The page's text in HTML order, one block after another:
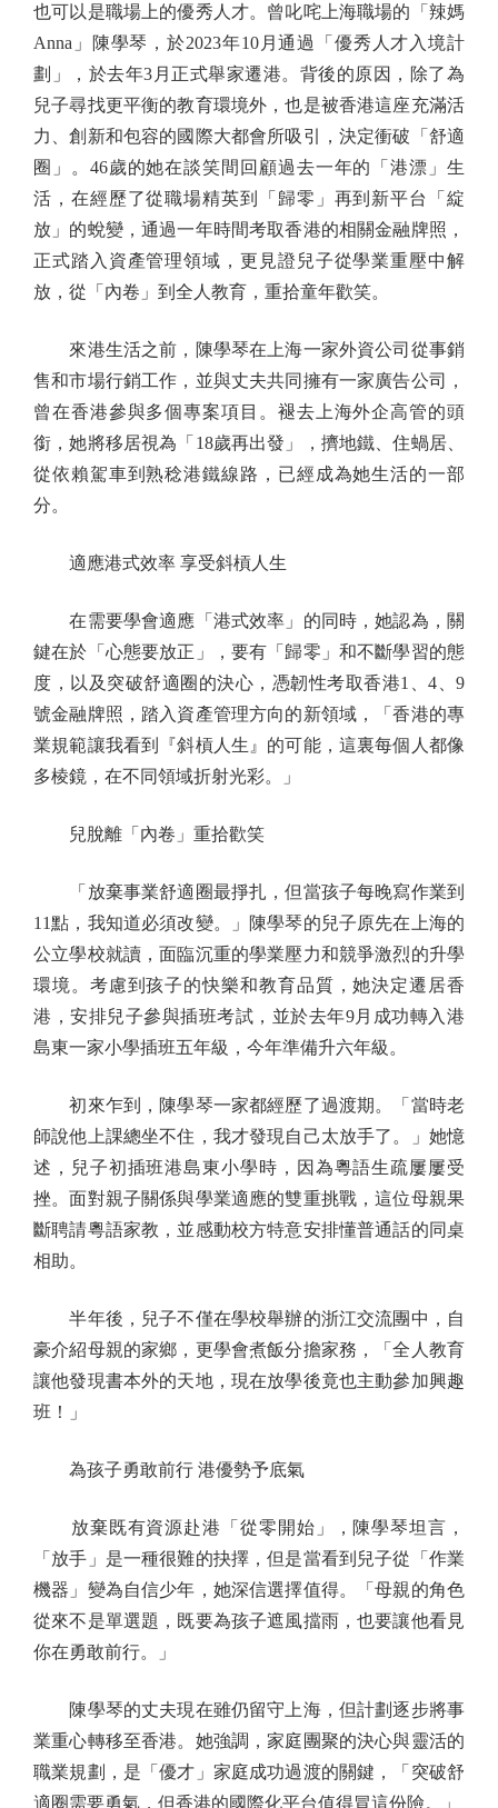
也可以是職場上的優秀人才。曾叱咤上海職場的「辣媽
Anna」陳學琴，於2023年10月通過「優秀人才入境計
劃」，於去年3月正式舉家遷港。背後的原因，除了為
兒子尋找更平衡的教育環境外，也是被香港這座充滿活
力、創新和包容的國際大都會所吸引，決定衝破「舒適
圈」。46歲的她在談笑間回顧過去一年的「港漂」生
活，在經歷了從職場精英到「歸零」再到新平台「綻
放」的蛻變，通過一年時間考取香港的相關金融牌照，
正式踏入資產管理領域，更見證兒子從學業重壓中解
放，從「內卷」到全人教育，重拾童年歡笑。
來港生活之前，陳學琴在上海一家外資公司從事銷
售和市場行銷工作，並與丈夫共同擁有一家廣告公司，
曾在香港參與多個專案項目。褪去上海外企高管的頭
銜，她將移居視為「18歲再出發」，擠地鐵、住蝸居、
從依賴駕車到熟稔港鐵線路，已經成為她生活的一部
分。
適應港式效率 享受斜槓人生
在需要學會適應「港式效率」的同時，她認為，關
鍵在於「心態要放正」，要有「歸零」和不斷學習的態
度，以及突破舒適圈的決心，憑韌性考取香港1、4、9
號金融牌照，踏入資產管理方向的新領域，「香港的專
業規範讓我看到『斜槓人生』的可能，這裏每個人都像
多棱鏡，在不同領域折射光彩。」
兒脫離「內卷」重拾歡笑
「放棄事業舒適圈最掙扎，但當孩子每晚寫作業到
11點，我知道必須改變。」陳學琴的兒子原先在上海的
公立學校就讀，面臨沉重的學業壓力和競爭激烈的升學
環境。考慮到孩子的快樂和教育品質，她決定遷居香
港，安排兒子參與插班考試，並於去年9月成功轉入港
島東一家小學插班五年級，今年準備升六年級。
初來乍到，陳學琴一家都經歷了過渡期。「當時老
師說他上課總坐不住，我才發現自己太放手了。」她憶
述，兒子初插班港島東小學時，因為粵語生疏屢屢受
挫。面對親子關係與學業適應的雙重挑戰，這位母親果
斷聘請粵語家教，並感動校方特意安排懂普通話的同桌
相助。
半年後，兒子不僅在學校舉辦的浙江交流團中，自
豪介紹母親的家鄉，更學會煮飯分擔家務，「全人教育
讓他發現書本外的天地，現在放學後竟也主動參加興趣
班！」
為孩子勇敢前行 港優勢予底氣
放棄既有資源赴港「從零開始」，陳學琴坦言，
「放手」是一種很難的抉擇，但是當看到兒子從「作業
機器」變為自信少年，她深信選擇值得。「母親的角色
從來不是單選題，既要為孩子遮風擋雨，也要讓他看見
你在勇敢前行。」
陳學琴的丈夫現在雖仍留守上海，但計劃逐步將事
業重心轉移至香港。她強調，家庭團聚的決心與靈活的
職業規劃，是「優才」家庭成功過渡的關鍵，「突破舒
適圈需要勇氣，但香港的國際化平台值得冒這份險。」